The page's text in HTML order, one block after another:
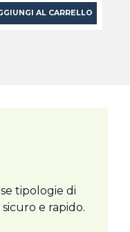
AL CARRELLO
tipologie di
e rapido.